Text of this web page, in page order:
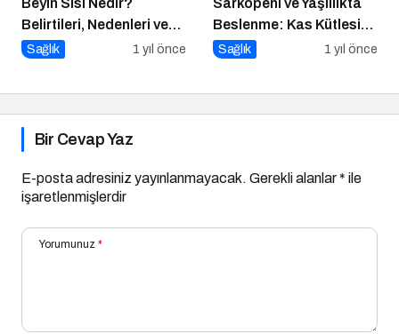
Belirtileri, Nedenleri ve
Korunma Yolları
Sağlık 1 yıl önce
Beslenme: Kas Kütlesi
Nasıl Korunur?
Sağlık 1 yıl önce
Bir Cevap Yaz
E-posta adresiniz yayınlanmayacak. Gerekli alanlar* ile
işaretlenmişlerdir
Yorumunuz *